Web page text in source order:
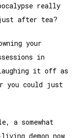
really
after tea?
your
in
it off as
you could just
a somewhat
demon now